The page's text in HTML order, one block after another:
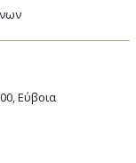
Εύβοια